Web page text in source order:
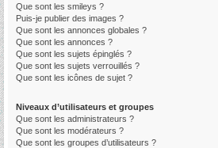
Que sont les smileys ?
Puis-je publier des images ?
Que sont les annonces globales ?
Que sont les annonces ?
Que sont les sujets épinglés ?
Que sont les sujets verrouillés ?
Que sont les icônes de sujet ?
Niveaux d’utilisateurs et groupes
Que sont les administrateurs ?
Que sont les modérateurs ?
Que sont les groupes d’utilisateurs ?